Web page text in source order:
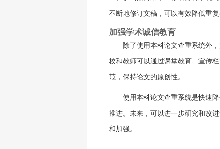
不断地修订文稿，可以有效降低重
加强学术诚信教育
除了使用本科论文查重系统外
校和教师可以通过课堂教育、宣传
范，保持论文的原创性。
使用本科论文查重系统是快速
推进。未来，可以进一步研究和改
和加强。